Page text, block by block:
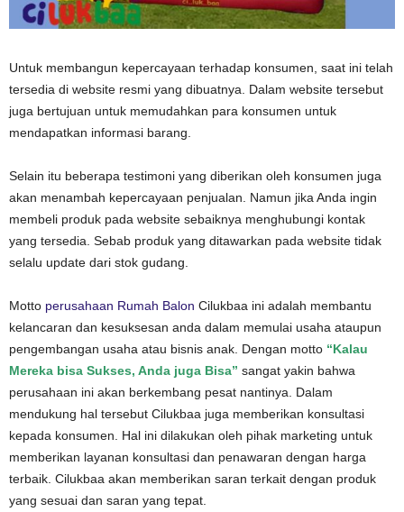
Untuk membangun kepercayaan terhadap konsumen, saat ini telah
tersedia di website resmi yang dibuatnya. Dalam website tersebut
juga bertujuan untuk memudahkan para konsumen untuk
mendapatkan informasi barang.
Selain itu beberapa testimoni yang diberikan oleh konsumen juga
akan menambah kepercayaan penjualan. Namun jika Anda ingin
membeli produk pada website sebaiknya menghubungi kontak
yang tersedia. Sebab produk yang ditawarkan pada website tidak
selalu update dari stok gudang.
Motto perusahaan Rumah Balon Cilukbaa ini adalah membantu
kelancaran dan kesuksesan anda dalam memulai usaha ataupun
pengembangan usaha atau bisnis anak. Dengan motto “Kalau
Mereka bisa Sukses, Anda juga Bisa” sangat yakin bahwa
perusahaan ini akan berkembang pesat nantinya. Dalam
mendukung hal tersebut Cilukbaa juga memberikan konsultasi
kepada konsumen. Hal ini dilakukan oleh pihak marketing untuk
memberikan layanan konsultasi dan penawaran dengan harga
terbaik. Cilukbaa akan memberikan saran terkait dengan produk
yang sesuai dan saran yang tepat.